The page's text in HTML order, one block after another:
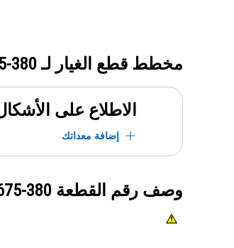
مخطط قطع الغيار لـ 380-2675
الاطلاع على
إضافة معداتك
وصف رقم القطعة 380-2675